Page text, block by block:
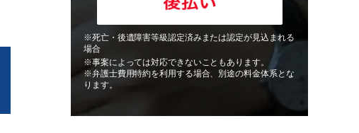
※死亡・後遺障害等級認定済みまたは認定が見込まれる
場合
※事案によっては対応できないこともあります。
※弁護士費用特約を利用する場合、別途の料金体系とな
ります。